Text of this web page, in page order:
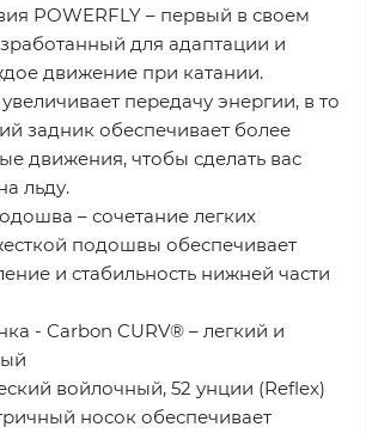
POWERFLY – первый в своем
для адаптации и
движение при катании.
передачу энергии, в то
задник обеспечивает более
движения, чтобы сделать вас
льду.
– сочетание легких
подошвы обеспечивает
и стабильность нижней части
- Carbon CURV® – легкий и
войлочный, 52 унции (Reflex)
носок обеспечивает